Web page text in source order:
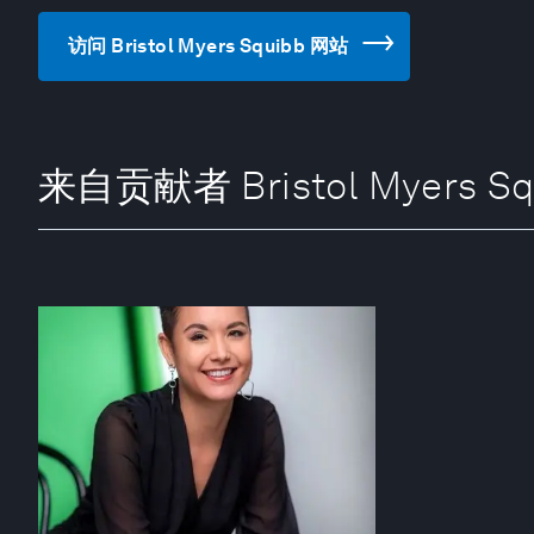
访问 Bristol Myers Squibb 网站
来自贡献者 Bristol Myers